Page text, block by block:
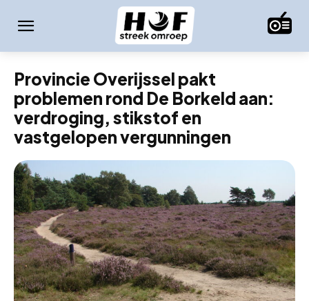
Provincie Overijssel pakt
problemen rond De Borkeld aan:
verdroging, stikstof en
vastgelopen vergunningen